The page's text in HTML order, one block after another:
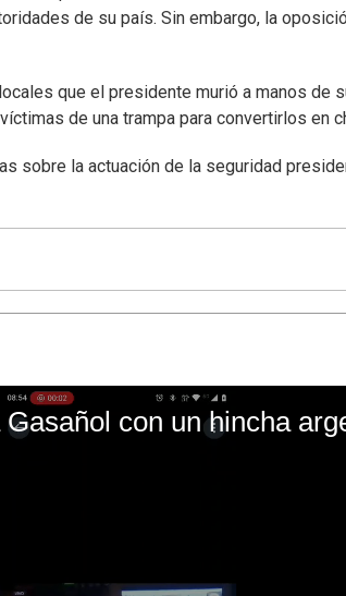
de su país. Sin embargo, la
que el presidente murió a manos de
de una trampa para convertirlos en
sobre la actuación de la seguridad